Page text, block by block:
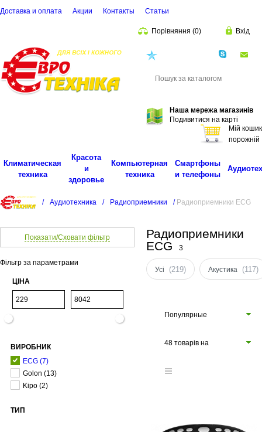
Доставка и оплата Акции Контакты Cтатьи
Порівняння (0) Вхід
Наша мережа магазинів
Подивитися на карті
Мій кошик
порожній
Климатическая
техника
Красота
и
здоровье
Компьютерная
техника
Смартфоны
и телефоны
/ Аудиотехника / Радиоприемники / Радиоприемники ECG
Показати/Сховати фільтр
Фільтр за параметрами
ЦІНА
ВИРОБНИК
ECG (7)
Golon (13)
Kipo (2)
ТИП
Радиоприемники
ECG
3
Усі (219) Акустика (117)
Популярные
48 товарів на